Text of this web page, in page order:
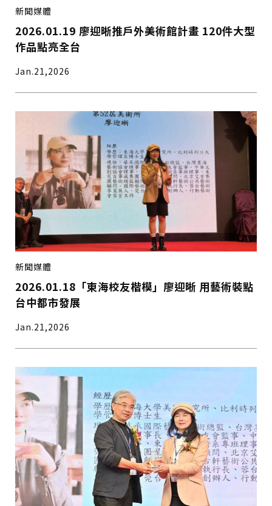
新聞媒體
2026.01.19 廖迎晰推戶外美術館計畫 120件大型
作品點亮全台
Jan.21,2026
新聞媒體
2026.01.18「東海校友楷模」廖迎晰 用藝術裝點
台中都市發展
Jan.21,2026